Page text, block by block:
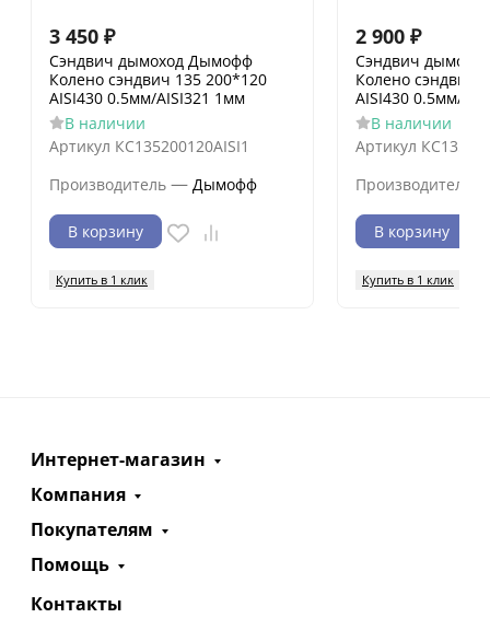
3 450 ₽
Сэндвич дымоход Дымофф
Колено сэндвич 135 200*120
AISI430 0.5мм/AISI321 1мм
В наличии
Артикул КС135200120AISI1
Производитель — Дымофф
В корзину
Купить в 1 клик
2 900 ₽
Сэндвич
Колено сэндвич
AISI430 0.5мм/
В наличии
Артикул
Производитель
В корзину
Купить в 1 клик
Интернет-магазин
Компания
Покупателям
Помощь
Контакты